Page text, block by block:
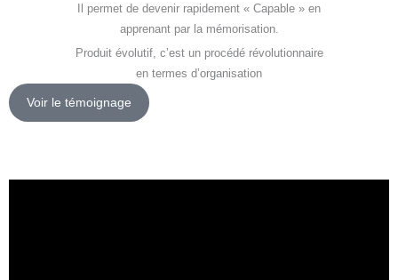
Il permet de devenir rapidement « Capable » en
apprenant par la mémorisation.
Produit évolutif, c’est un procédé révolutionnaire
en termes d’organisation
Voir le témoignage